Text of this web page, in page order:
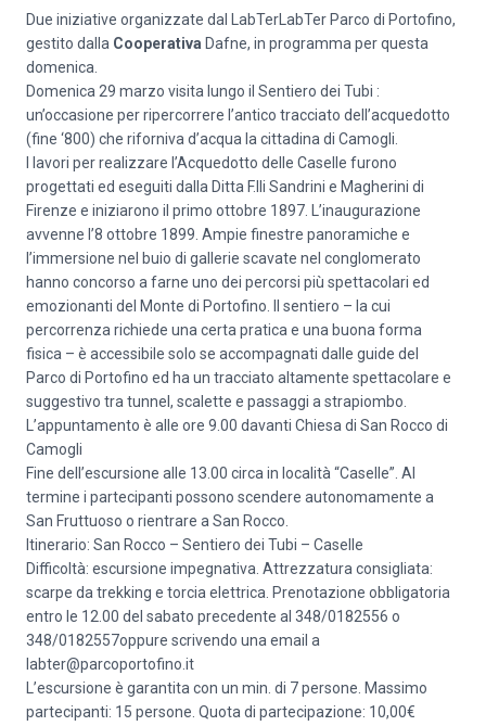
Due iniziative organizzate dal LabTerLabTer Parco di Portofino,
gestito dalla Cooperativa Dafne, in programma per questa
domenica.
Domenica 29 marzo visita lungo il Sentiero dei Tubi :
un’occasione per ripercorrere l’antico tracciato dell’acquedotto
(fine ‘800) che riforniva d’acqua la cittadina di Camogli.
I lavori per realizzare l’Acquedotto delle Caselle furono
progettati ed eseguiti dalla Ditta F.lli Sandrini e Magherini di
Firenze e iniziarono il primo ottobre 1897. L’inaugurazione
avvenne l’8 ottobre 1899. Ampie finestre panoramiche e
l’immersione nel buio di gallerie scavate nel conglomerato
hanno concorso a farne uno dei percorsi più spettacolari ed
emozionanti del Monte di Portofino. Il sentiero – la cui
percorrenza richiede una certa pratica e una buona forma
fisica – è accessibile solo se accompagnati dalle guide del
Parco di Portofino ed ha un tracciato altamente spettacolare e
suggestivo tra tunnel, scalette e passaggi a strapiombo.
L’appuntamento è alle ore 9.00 davanti Chiesa di San Rocco di
Camogli
Fine dell’escursione alle 13.00 circa in località “Caselle”. Al
termine i partecipanti possono scendere autonomamente a
San Fruttuoso o rientrare a San Rocco.
Itinerario: San Rocco – Sentiero dei Tubi – Caselle
Difficoltà: escursione impegnativa. Attrezzatura consigliata:
scarpe da trekking e torcia elettrica. Prenotazione obbligatoria
entro le 12.00 del sabato precedente al 348/0182556 o
348/0182557oppure scrivendo una email a
labter@parcoportofino.it
L’escursione è garantita con un min. di 7 persone. Massimo
partecipanti: 15 persone. Quota di partecipazione: 10,00€